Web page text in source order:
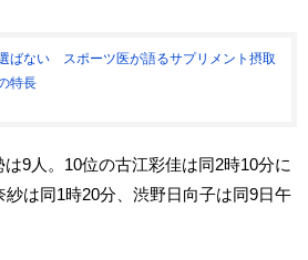
ばない スポーツ医が語るサプリメント摂取
特長
9人。10位の古江彩佳は同2時10分に
紗は同1時20分、渋野日向子は同9日午